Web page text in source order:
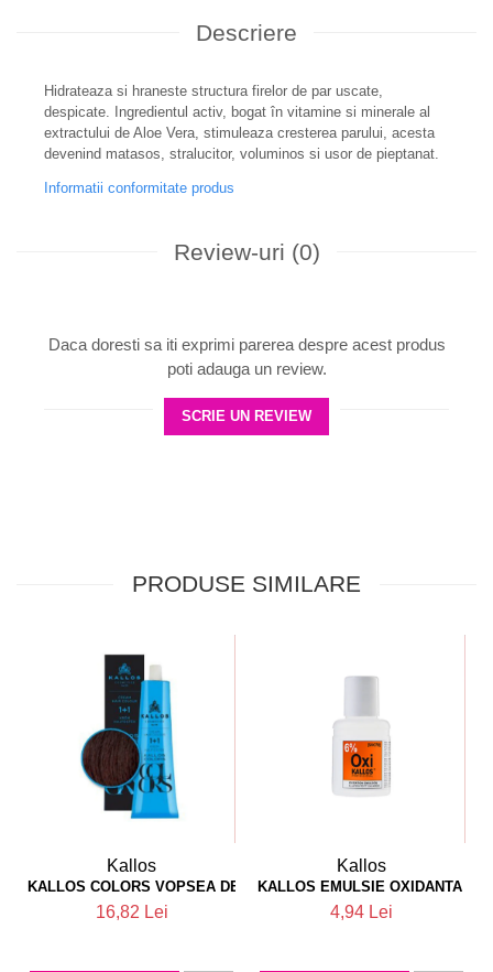
Descriere
Hidrateaza si hraneste structura firelor de par uscate,
despicate. Ingredientul activ, bogat în vitamine si minerale al
extractului de Aloe Vera, stimuleaza cresterea parului, acesta
devenind matasos, stralucitor, voluminos si usor de pieptanat.
Informatii conformitate produs
Review-uri (0)
Daca doresti sa iti exprimi parerea despre acest produs
poti adauga un review.
SCRIE UN REVIEW
PRODUSE SIMILARE
Kallos
KALLOS COLORS VOPSEA DE PAR 6M
16,82 Lei
Kallos
KALLOS EMULSIE OXIDANTA
4,94 Lei